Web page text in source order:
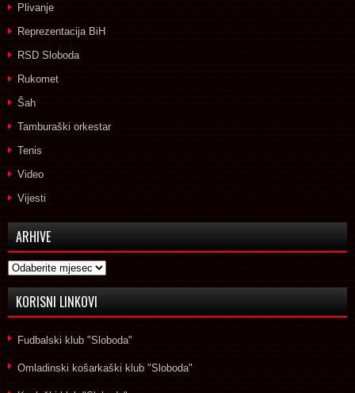
Plivanje
Reprezentacija BiH
RSD Sloboda
Rukomet
Šah
Tamburaški orkestar
Tenis
Video
Vijesti
ARHIVE
Arhive
KORISNI LINKOVI
Fudbalski klub "Sloboda"
Omladinski košarkaški klub "Sloboda"